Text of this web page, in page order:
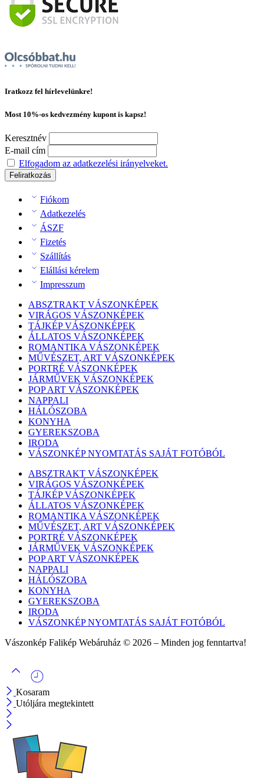
Iratkozz fel hírlevelünkre!
Most 10%-os kedvezmény kupont is kapsz!
Keresztnév
E-mail cím
Elfogadom az adatkezelési irányelveket.
Fiókom
Adatkezelés
ÁSZF
Fizetés
Szállítás
Elállási kérelem
Impresszum
ABSZTRAKT VÁSZONKÉPEK
VIRÁGOS VÁSZONKÉPEK
TÁJKÉP VÁSZONKÉPEK
ÁLLATOS VÁSZONKÉPEK
ROMANTIKA VÁSZONKÉPEK
MŰVÉSZET, ART VÁSZONKÉPEK
PORTRÉ VÁSZONKÉPEK
JÁRMŰVEK VÁSZONKÉPEK
POP ART VÁSZONKÉPEK
NAPPALI
HÁLÓSZOBA
KONYHA
GYEREKSZOBA
IRODA
VÁSZONKÉP NYOMTATÁS SAJÁT FOTÓBÓL
ABSZTRAKT VÁSZONKÉPEK
VIRÁGOS VÁSZONKÉPEK
TÁJKÉP VÁSZONKÉPEK
ÁLLATOS VÁSZONKÉPEK
ROMANTIKA VÁSZONKÉPEK
MŰVÉSZET, ART VÁSZONKÉPEK
PORTRÉ VÁSZONKÉPEK
JÁRMŰVEK VÁSZONKÉPEK
POP ART VÁSZONKÉPEK
NAPPALI
HÁLÓSZOBA
KONYHA
GYEREKSZOBA
IRODA
VÁSZONKÉP NYOMTATÁS SAJÁT FOTÓBÓL
Vászonkép Falikép Webáruház © 2026 – Minden jog fenntartva!
Kosaram
Utóljára megtekintett